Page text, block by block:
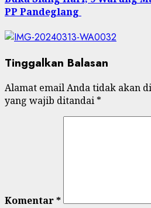
PP Pandeglang
Tinggalkan Balasan
Alamat email Anda tidak akan
yang wajib ditandai *
Komentar*